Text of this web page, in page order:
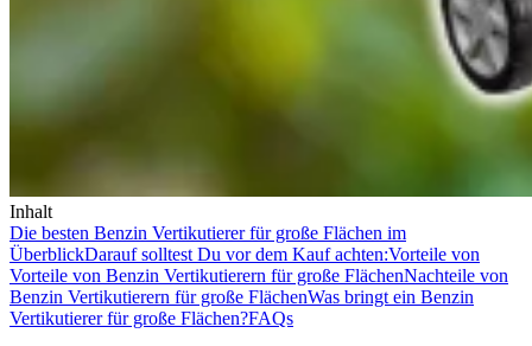
Inhalt
Die besten Benzin Vertikutierer für große Flächen im
ÜberblickDarauf solltest Du vor dem Kauf achten:Vorteile von
Vorteile von Benzin Vertikutierern für große FlächenNachteile von
Benzin Vertikutierern für große FlächenWas bringt ein Benzin
Vertikutierer für große Flächen?FAQs